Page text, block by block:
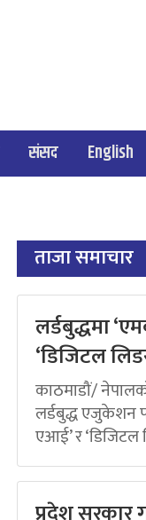
संसद English
ताजा समाचार
लर्डबुद्धमा
‘डिजिटल
काठमाडौं/
लर्डबुद्ध एजुकेशन
एआई’ र ‘डिजिटल